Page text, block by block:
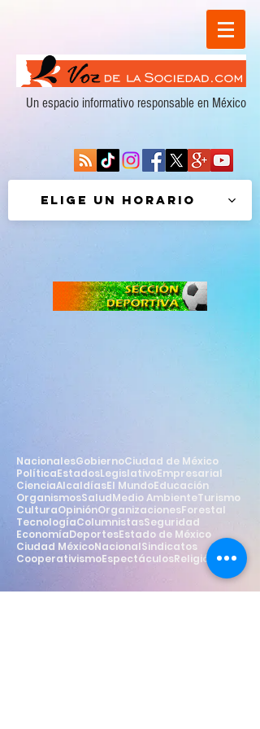
Un espacio informativo responsable en México
Elige un horario
NacionalesGobiernoCiudad de México
PolíticaEstadosLegislativoEmpresarial
CienciaAlcaldíasEl MundoEducación
OrganismosSaludMedio AmbienteTurismo
CulturaOpiniónOrganizacionesForestal
TecnologíaColumnistasSeguridad
EconomíaDeportesEstado de México
Ciudad MéxicoNacionalSindicatos
CooperativismoEspectáculosReligión Estilo